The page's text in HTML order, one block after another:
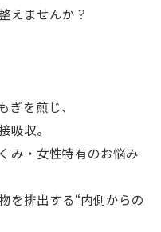
えませんか？
ぎを煎じ、
吸収。
み・女性特有のお悩み
を排出する“内側からの